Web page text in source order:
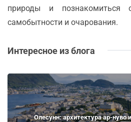
природы и познакомиться
самобытности и очарования.
Интересное из блога
Олесунн: архитектура ар-нуво